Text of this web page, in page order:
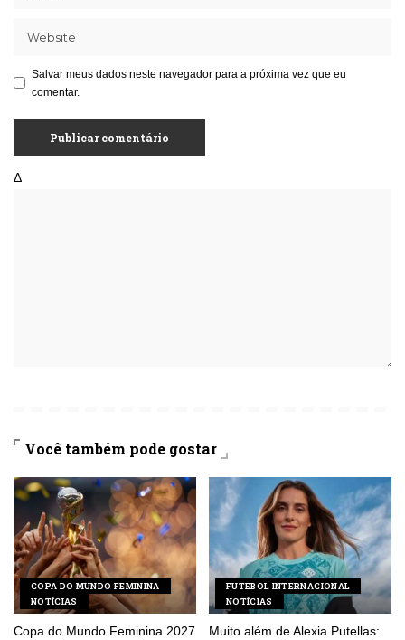
Salvar meus dados neste navegador para a próxima vez que eu
comentar.
Δ
Você também pode gostar
COPA DO MUNDO FEMININA
NOTÍCIAS
Copa do Mundo Feminina 2027
FUTEBOL INTERNACIONAL
NOTÍCIAS
Muito além de Alexia Putellas: